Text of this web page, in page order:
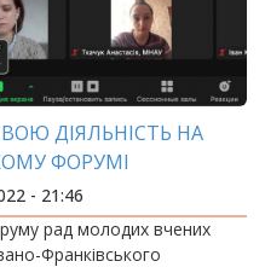
ДІЯЛЬНІСТЬ НА
ФОРУМІ
- 21:46
рад молодих вчених
Франківського